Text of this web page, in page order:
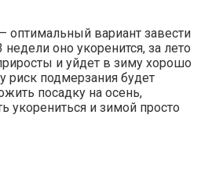
вариант завести
оно укоренится, за лето
и уйдет в зиму хорошо
риск подмерзания будет
посадку на осень,
укорениться и зимой просто